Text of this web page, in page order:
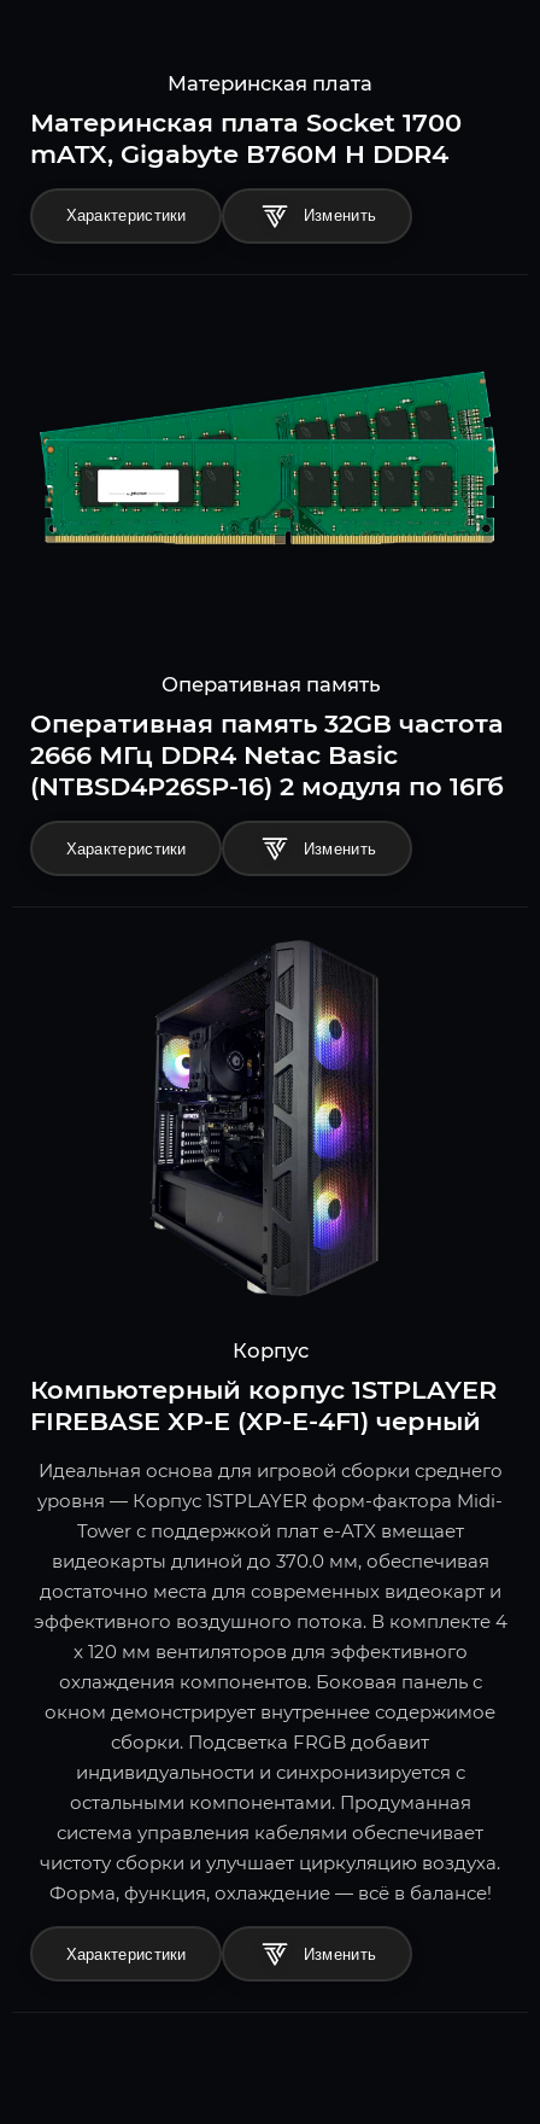
Материнская плата
Материнская плата Socket 1700
mATX, Gigabyte B760M H DDR4
Характеристики
Оперативная память
Оперативная память 32GB частота
2666 МГц DDR4 Netac Basic
(NTBSD4P26SP-16) 2 модуля по 16Гб
Характеристики
Корпус
Компьютерный корпус 1STPLAYER
FIREBASE XP-E (XP-E-4F1) черный
Идеальная основа для игровой сборки среднего
уровня — Корпус 1STPLAYER форм-фактора Midi-
Tower с поддержкой плат e-ATX вмещает
видеокарты длиной до 370.0 мм, обеспечивая
достаточно места для современных видеокарт и
эффективного воздушного потока. В комплекте 4
x 120 мм вентиляторов для эффективного
охлаждения компонентов. Боковая панель с
окном демонстрирует внутреннее содержимое
сборки. Подсветка FRGB добавит
индивидуальности и синхронизируется с
остальными компонентами. Продуманная
система управления кабелями обеспечивает
чистоту сборки и улучшает циркуляцию воздуха.
Форма, функция, охлаждение — всё в балансе!
Характеристики